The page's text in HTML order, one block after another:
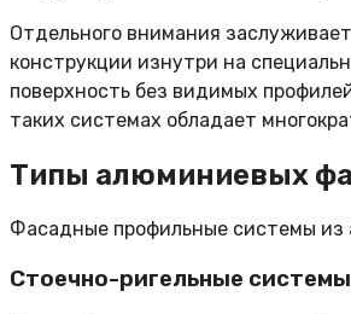
Отдельного внимания
конструкции изнутри на
поверхность без видимых
таких системах обладает
Типы алюминиевых
Фасадные профильные системы из
Стоечно-ригельные системы